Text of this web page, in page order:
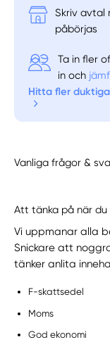
Skriv avtal
påbörjas
Ta in fler
in och
Hitta fler
Vanliga frågor &
Att tänka på när
Vi uppmanar alla
Snickare att
tänker anlita
F-skattsedel
Moms
God ekonomi